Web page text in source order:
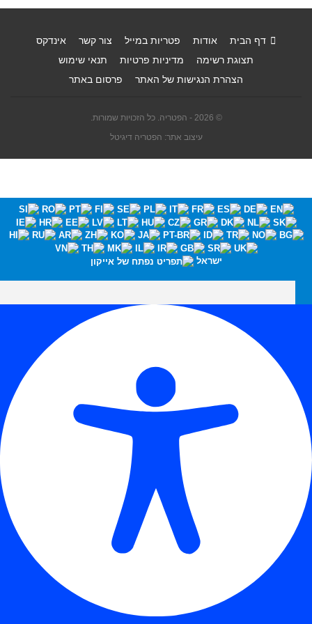
דף הבית אודות פטריות במייל צור קשר
אינדקס
תצוגת רשימה
מדיניות פרטיות
תנאי שימוש
הצהרת הנגישות של האתר
פרסום באתר
© 2026 - הפטריה. כל הזכויות שמורות.
עיצוב אתר: הפטריה דיגיטל
ישראל